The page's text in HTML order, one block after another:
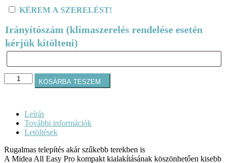
KÉREM A SZERELÉST!
Irányítószám (klímaszerelés rendelése esetén
kérjük kitölteni)
Midea
MEX-
Easy
split
klíma
KOSÁRBA TESZEM
Leírás
További információk
Letöltések
Rugalmas telepítés akár szűkebb terekben is
A Midea All Easy Pro kompakt kialakításának köszönhetően kisebb